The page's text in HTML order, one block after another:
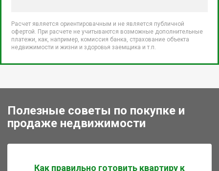
Расчет является ориентировачным и не является публичной
офертой. При расчете не учитываются возможные дополнительные
платежи, как, например, комиссия банка, страхование объекта
недвижимости и жизни и здоровья заемщика и т.п.
Полезные советы по покупке и
продаже недвижимости
Как правильно готовить квартиру к